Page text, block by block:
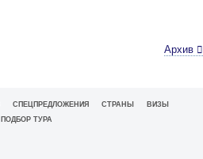
Архив
СПЕЦПРЕДЛОЖЕНИЯ СТРАНЫ
ВИЗЫ
ПОДБОР ТУРА